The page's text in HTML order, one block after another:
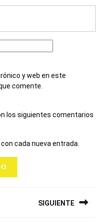
y web en este
comente.
los siguientes comentarios
cada nueva entrada.
SIGUIENTE